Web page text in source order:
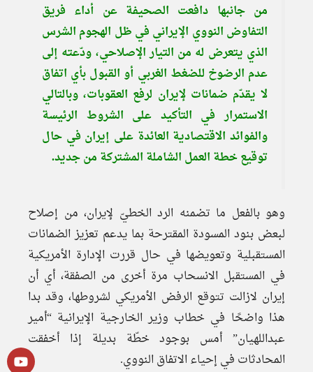
من جانبها دافعت الصحيفة عن أداء فريق
التفاوض النووي الإيراني في ظل الهجوم الشرس
الذي يتعرض له من التيار الإصلاحي، ودّعته إلى
عدم الرضوخ للضغط الغربي أو القبول بأي اتفاق
لا يقدّم ضمانات لإيران لرفع العقوبات، وبالتالي
الاستمرار في التأكيد على الشروط الرئيسة
والفوائد الاقتصادية العائدة على إيران في حال
توقيع خطة العمل الشاملة المشتركة من جديد.
وهو بالفعل ما تضمنه الرد الخطيّ لإيران، من إصلاح
لبعض بنود المسودة المقترحة بما يدعم تعزيز الضمانات
المستقبلية وتعويضها في حال قررت الإدارة الأمريكية
في المستقبل الانسحاب مرة أخرى من الصفقة، أي أن
إيران لازالت تتوقع الرفض الأمريكي لشروطها، وقد بدا
هذا واضحًا في خطاب وزير الخارجية الإيرانية “أمير
عبداللهيان” أمس بوجود خطّة بديلة إذا أخفقت
المحادثات في إحياء الاتفاق النووي.